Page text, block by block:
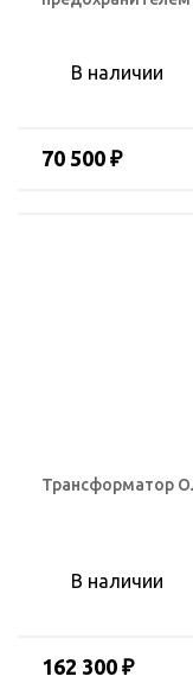
В наличии
70 500 ₽
Трансформатор
В наличии
162 300 ₽